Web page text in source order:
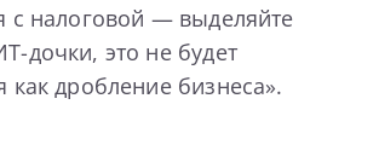
с налоговой — выделяйте
дочки, это не будет
как дробление бизнеса».